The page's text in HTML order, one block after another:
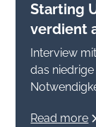
Starting
verdient
Interview
das
Read more